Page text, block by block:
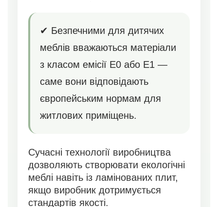
✔ Безпечними для дитячих
меблів вважаються матеріали
з класом емісії E0 або E1 —
саме вони відповідають
європейським нормам для
житлових приміщень.
Сучасні технології виробництва
дозволяють створювати екологічні
меблі навіть із ламінованих плит,
якщо виробник дотримується
стандартів якості.